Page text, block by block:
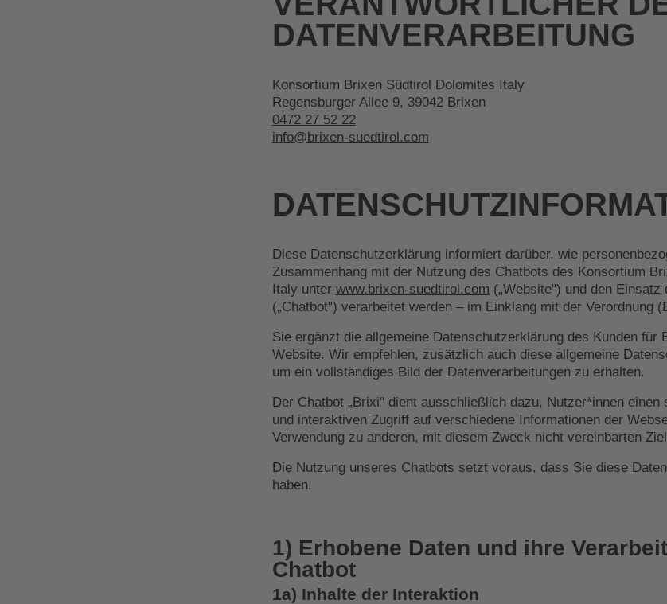
DATENVERARBEITUNG
Konsortium Brixen Südtirol Dolomites Italy
Regensburger Allee 9, 39042 Brixen
0472 27 52 22
info@brixen-suedtirol.com
Diese Datenschutzerklärung informiert darüber, wie
Zusammenhang mit der Nutzung des Chatbots des Konsortium
Italy unter www.brixen-suedtirol.com („Website") und den Einsatz
(„Chatbot") verarbeitet werden – im Einklang mit der Verordnung
Sie ergänzt die allgemeine Datenschutzerklärung des Kunden für
Website. Wir empfehlen, zusätzlich auch diese allgemeine
um ein vollständiges Bild der Datenverarbeitungen zu erhalten.
Der Chatbot „Brixi" dient ausschließlich dazu, Nutzer*innen einen
und interaktiven Zugriff auf verschiedene Informationen der
Verwendung zu anderen, mit diesem Zweck nicht vereinbarten
Die Nutzung unseres Chatbots setzt voraus, dass Sie diese
haben.
1) Erhobene Daten und ihre
Chatbot
1a) Inhalte der Interaktion